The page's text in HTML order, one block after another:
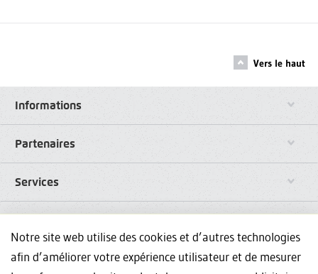
Vers le haut
Informations
Partenaires
Services
Réseaux sociaux
Notre site web utilise des cookies et d’autres technologies
afin d’améliorer votre expérience utilisateur et de mesurer